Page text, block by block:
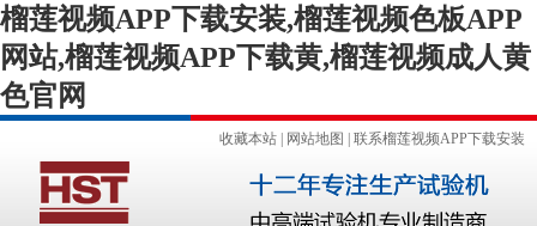
榴莲视频APP下载安装,榴莲视频色板APP
网站,榴莲视频APP下载黄,榴莲视频成人黄
色官网
收藏本站 网站地图 联系榴莲视频APP下载安装